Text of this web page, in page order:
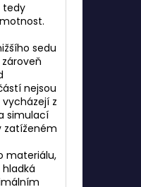
tedy
sedu
nejsou
z
simulací
zatíženém
materiálu,